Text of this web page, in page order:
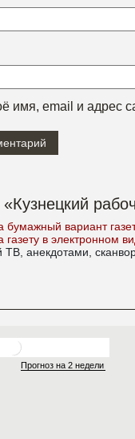
имя, email и адрес
бумажный вариант
газету в электронном
ТВ, анекдотами,